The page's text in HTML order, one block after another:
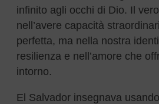
infinito agli occhi di Dio. Il
nell’avere capacità
perfetta, ma nella nostra
resilienza e nell’amore che
intorno.
El Salvador insegnava